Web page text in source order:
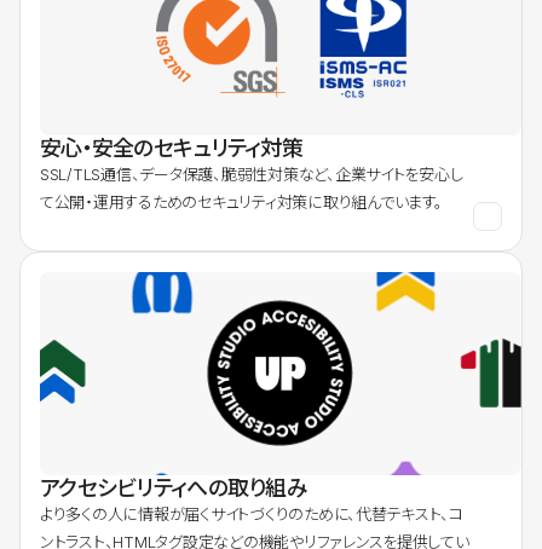
安心・安全のセキュリティ対策
SSL/TLS通信、データ保護、脆弱性対策など、企業サイトを安心し
て公開・運用するためのセキュリティ対策に取り組んでいます。
アクセシビリティへの取り組み
より多くの人に情報が届くサイトづくりのために、代替テキスト、コ
ントラスト、HTMLタグ設定などの機能やリファレンスを提供してい